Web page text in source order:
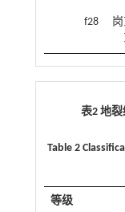
f28
表2 地
Table 2
等级